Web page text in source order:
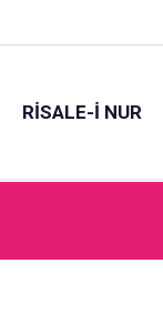
RİSALE-İ NUR